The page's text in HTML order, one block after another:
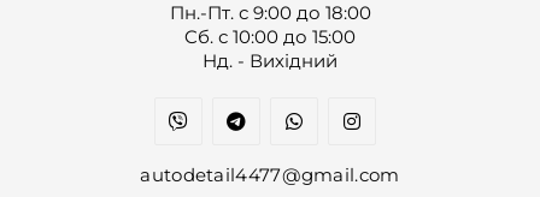
Пн.-Пт. с 9:00 до 18:00
Cб. с 10:00 до 15:00
Нд. - Вихідний
autodetail4477@gmail.com